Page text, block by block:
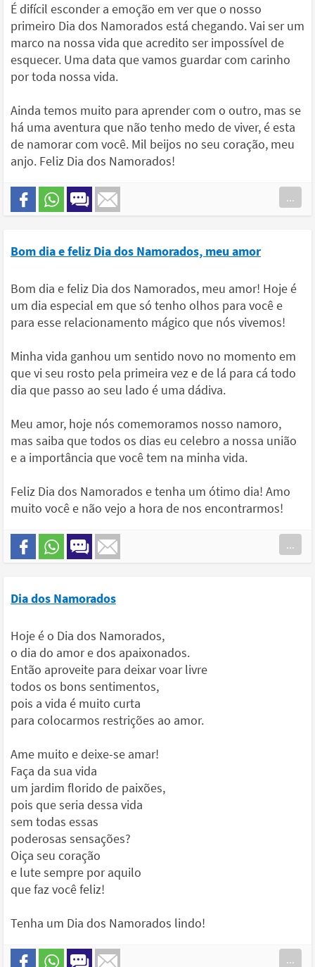
É difícil esconder a emoção em ver que o nosso
primeiro Dia dos Namorados está chegando. Vai ser um
marco na nossa vida que acredito ser impossível de
esquecer. Uma data que vamos guardar com carinho
por toda nossa vida.
Ainda temos muito para aprender com o outro, mas se
há uma aventura que não tenho medo de viver, é esta
de namorar com você. Mil beijos no seu coração, meu
anjo. Feliz Dia dos Namorados!
...
Bom dia e feliz Dia dos Namorados, meu amor
Bom dia e feliz Dia dos Namorados, meu amor! Hoje é
um dia especial em que só tenho olhos para você e
para esse relacionamento mágico que nós vivemos!
Minha vida ganhou um sentido novo no momento em
que vi seu rosto pela primeira vez e de lá para cá todo
dia que passo ao seu lado é uma dádiva.
Meu amor, hoje nós comemoramos nosso namoro,
mas saiba que todos os dias eu celebro a nossa união
e a importância que você tem na minha vida.
Feliz Dia dos Namorados e tenha um ótimo dia! Amo
muito você e não vejo a hora de nos encontrarmos!
...
Dia dos Namorados
Hoje é o Dia dos Namorados,
o dia do amor e dos apaixonados.
Então aproveite para deixar voar livre
todos os bons sentimentos,
pois a vida é muito curta
para colocarmos restrições ao amor.
Ame muito e deixe-se amar!
Faça da sua vida
um jardim florido de paixões,
pois que seria dessa vida
sem todas essas
poderosas sensações?
Oiça seu coração
e lute sempre por aquilo
que faz você feliz!
Tenha um Dia dos Namorados lindo!
...